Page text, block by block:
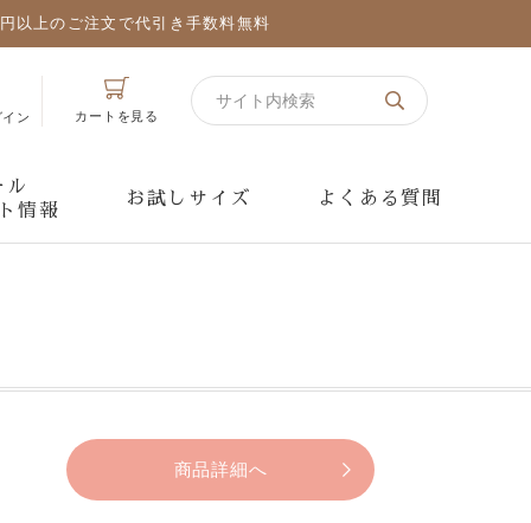
上のご注文で代引き手数料無料
ン カートを見る
ル
情報
お試しサイズ よくある質問
商品詳細へ